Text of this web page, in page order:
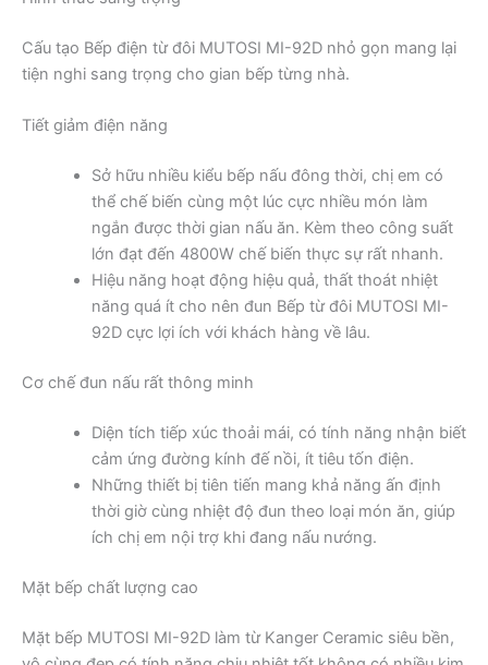
Cấu tạo Bếp điện từ đôi MUTOSI MI-92D nhỏ gọn mang lại
tiện nghi sang trọng cho gian bếp từng nhà.
Tiết giảm điện năng
Sở hữu nhiều kiểu bếp nấu đông thời, chị em có
thể chế biến cùng một lúc cực nhiều món làm
ngắn được thời gian nấu ăn. Kèm theo công suất
lớn đạt đến 4800W chế biến thực sự rất nhanh.
Hiệu năng hoạt động hiệu quả, thất thoát nhiệt
năng quá ít cho nên đun Bếp từ đôi MUTOSI MI-
92D cực lợi ích với khách hàng về lâu.
Cơ chế đun nấu rất thông minh
Diện tích tiếp xúc thoải mái, có tính năng nhận biết
cảm ứng đường kính đế nồi, ít tiêu tốn điện.
Những thiết bị tiên tiến mang khả năng ấn định
thời giờ cùng nhiệt độ đun theo loại món ăn, giúp
ích chị em nội trợ khi đang nấu nướng.
Mặt bếp chất lượng cao
Mặt bếp MUTOSI MI-92D làm từ Kanger Ceramic siêu bền,